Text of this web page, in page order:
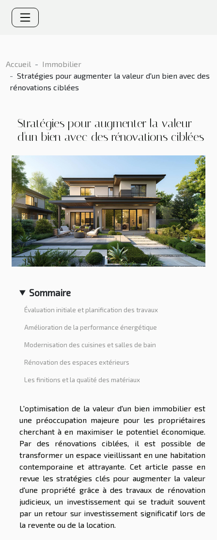
Accueil
Immobilier
Stratégies pour augmenter la valeur d'un bien avec des
rénovations ciblées
Stratégies pour augmenter la valeur
d'un bien avec des rénovations ciblées
Sommaire
Évaluation initiale et planification des travaux
Amélioration de la performance énergétique
Modernisation des cuisines et salles de bain
Rénovation des espaces extérieurs
Les finitions et la qualité des matériaux
L'optimisation de la valeur d'un bien immobilier est
une préoccupation majeure pour les propriétaires
cherchant à en maximiser le potentiel économique.
Par des rénovations ciblées, il est possible de
transformer un espace vieillissant en une habitation
contemporaine et attrayante. Cet article passe en
revue les stratégies clés pour augmenter la valeur
d'une propriété grâce à des travaux de rénovation
judicieux, un investissement qui se traduit souvent
par un retour sur investissement significatif lors de
la revente ou de la location.